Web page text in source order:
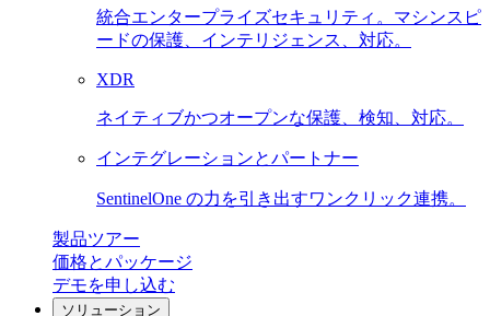
統合エンタープライズセキュリティ。マシンスピ
ードの保護、インテリジェンス、対応。
XDR
ネイティブかつオープンな保護、検知、対応。
インテグレーションとパートナー
SentinelOne の力を引き出すワンクリック連携。
製品ツアー
価格とパッケージ
デモを申し込む
ソリューション